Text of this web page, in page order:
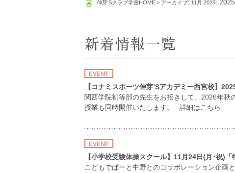
伸芽'Sクラブ学童HOME > アーカイブ: 11月 2025:
【コナミスポーツ伸芽’Sアカデミー西宮校】
関西学院初等部の先生をお招きして、2026年
授業も同時開催いたします。 詳細はこちら
【小学校受験体操スクール】11月24日(月･祝)
こどもでぱーと中野とのコラボレーション企画